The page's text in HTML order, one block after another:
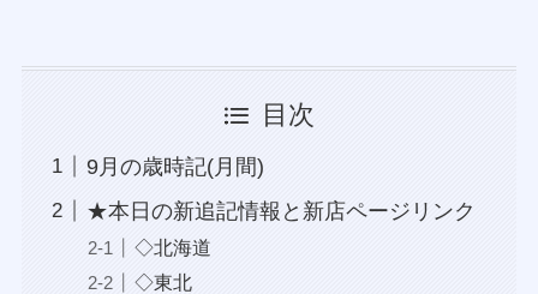
目次
9月の歳時記(月間)
★本日の新追記情報と新店ページリンク
◇北海道
◇東北